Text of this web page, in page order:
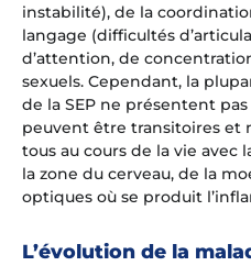
instabilité), de la
langage (difficultés
d’attention, de
sexuels. Cependant, la
de la SEP ne présentent
peuvent être transitoires et
tous au cours de la vie avec
la zone du cerveau, de la
optiques où se produit
L’évolution de la